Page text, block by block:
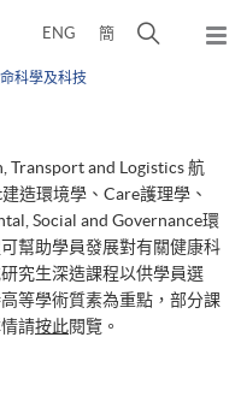
ENG 簡
面
彈
科學及科技
Transport and Logistics 航
造環境學、Care護理學、
Social and Governance環
幫助學員發展對有關健康科
究生深造課程以供學員選
等學術質素為重點，部分課
請按此閱覽。